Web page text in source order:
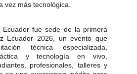
vez más tecnológica.
Ecuador fue sede de la primera
Ecuador 2026, un evento que
técnica especializada,
y tecnología en vivo,
profesionales, talleres y